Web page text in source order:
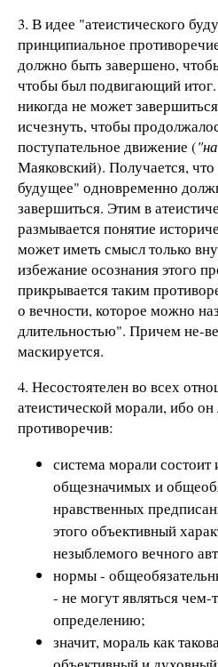
3. В идее "атеистического
принципиальное
должно быть завершено,
чтобы был подвигающий
никогда не может
исчезнуть, чтобы
поступательное движение (
Маяковский). Получается, что
будущее" одновременно
завершиться. Этим в
размывается понятие
может иметь смысл только
избежание осознания этого
прикрывается таким
о вечности, которое можно
длительностью". Причем не-
маскируется.
4. Несостоятелен во всех
атеистической морали, ибо
противоречив:
система морали
общезначимых и
нравственных
этого объективный
незыблемого вечного
нормы -
- не могут являться
определению;
значит, мораль как